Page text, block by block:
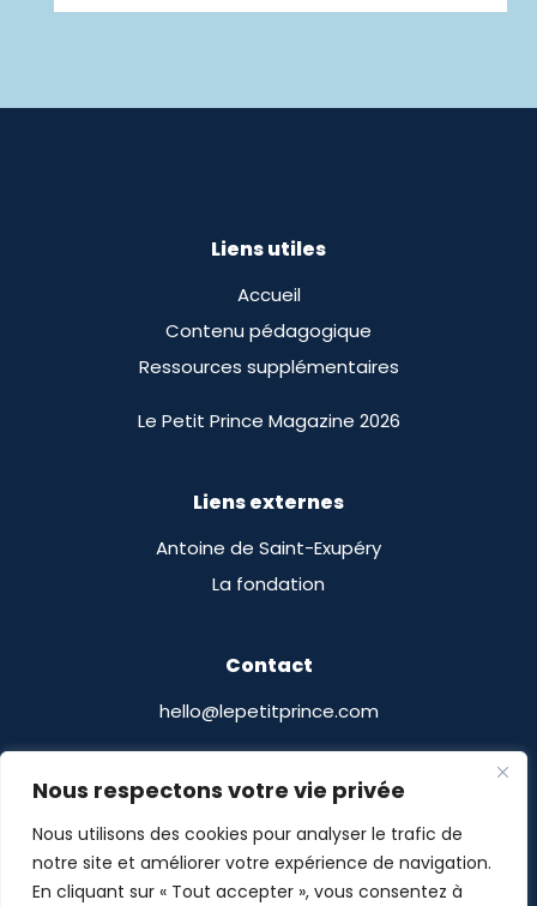
Nous respectons votre vie privée
Nous utilisons des cookies pour analyser le trafic de
notre site et améliorer votre expérience de navigation.
En cliquant sur « Tout accepter », vous consentez à
Liens utiles
Accueil
Contenu pédagogique
Ressources supplémentaires
Le Petit Prince Magazine 2026
Liens externes
Antoine de Saint-Exupéry
La fondation
Contact
hello@lepetitprince.com
13 Boulevard Edgar Quinet
75014 Paris, France